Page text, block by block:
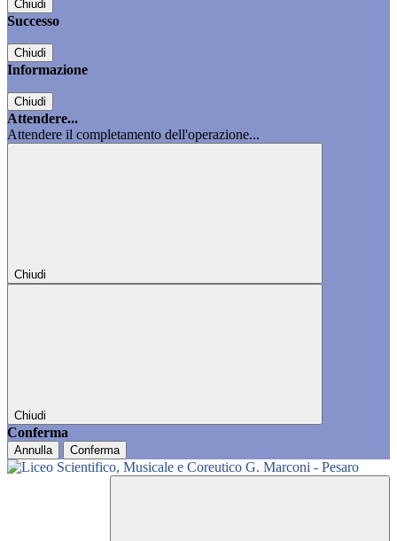
Chiudi
Successo
Chiudi
Informazione
Chiudi
Attendere...
Attendere il completamento dell'operazione...
Chiudi
Chiudi
Conferma
Annulla Conferma